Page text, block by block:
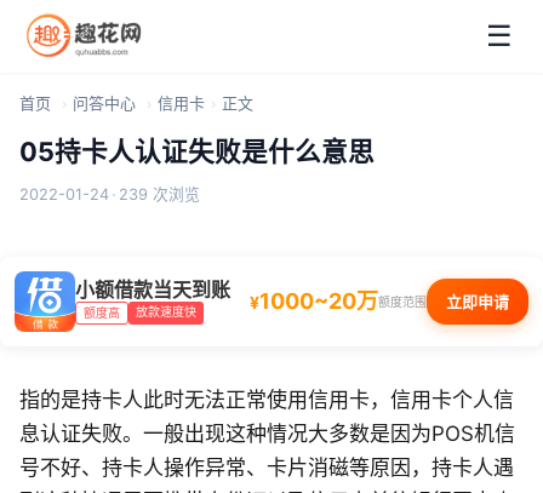
☰
首页 问答中心 信用卡 正文
05持卡人认证失败是什么意思
2022-01-24 · 239 次浏览
小额借款当天到账
额度高 放款速度快 ¥1000~20万额度范围 立即申请
指的是持卡人此时无法正常使用信用卡，信用卡个人信
息认证失败。一般出现这种情况大多数是因为POS机信
号不好、持卡人操作异常、卡片消磁等原因，持卡人遇